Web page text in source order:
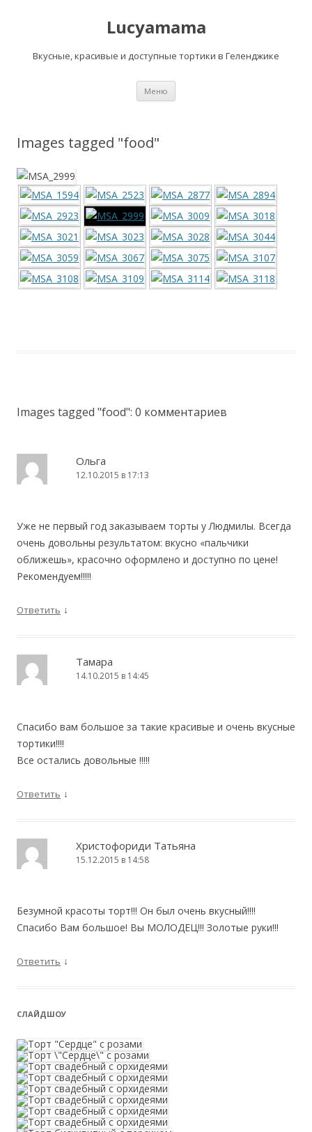
Lucyamama
Вкусные, красивые и доступные тортики в Геленджике
Меню
Images tagged "food"
Images tagged "food": 0 комментариев
Ольга
12.10.2015 в 17:13
Уже не первый год заказываем торты у Людмилы. Всегда
очень довольны результатом: вкусно «пальчики
оближешь», красочно оформлено и доступно по цене!
Рекомендуем!!!!!
Ответить ↓
Тамара
14.10.2015 в 14:45
Спасибо вам большое за такие красивые и очень вкусные
тортики!!!!
Все остались довольные !!!!!
Ответить ↓
Христофориди Татьяна
15.12.2015 в 14:58
Безумной красоты торт!!! Он был очень вкусный!!!!
Спасибо Вам большое! Вы МОЛОДЕЦ!!! Золотые руки!!!
Ответить ↓
CЛАЙДШОУ